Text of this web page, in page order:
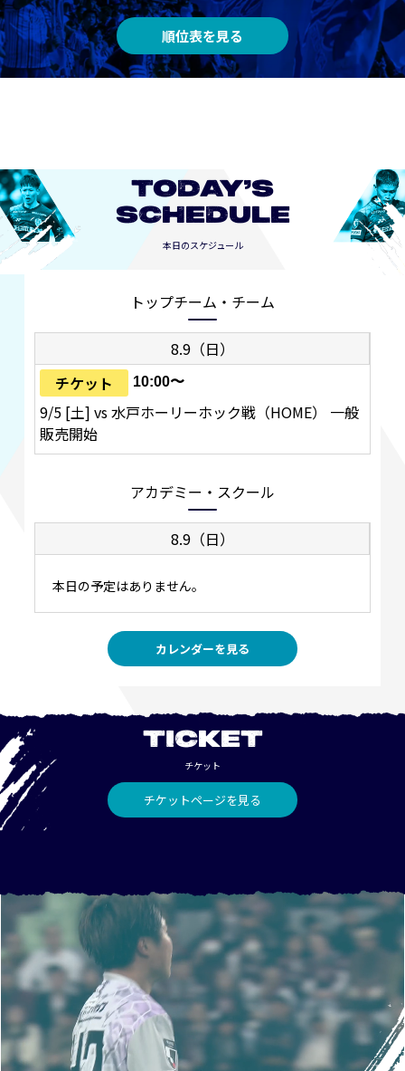
東京Ｖ 0 0 0 0
川崎Ｆ 0 0 0 0 0
順位表を見る
TODAY’S
SCHEDULE
本日のスケジュール
トップチーム・チーム
8.9（日）
チケット
10:00〜
9/5 [土] vs 水戸ホーリーホック戦（HOME） 一般
販売開始
アカデミー・スクール
8.9（日）
本日の予定はありません。
カレンダーを見る
TICKET
チケット
チケットページを見る